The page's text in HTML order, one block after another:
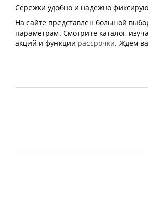
Сережки удобно и надежно
На сайте представлен большой
параметрам. Смотрите каталог,
акций и функции рассрочки. Ждем